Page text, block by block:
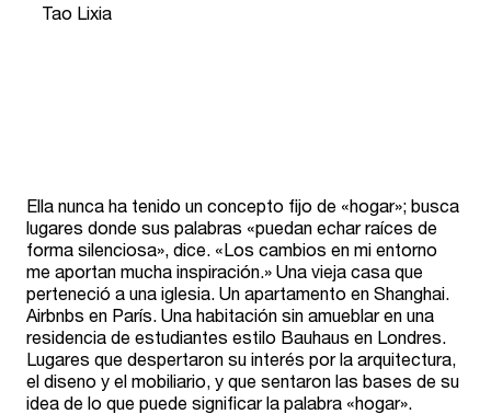
Tao Lixia
Ella nunca ha tenido un concepto fijo de «hogar»; busca
lugares donde sus palabras «puedan echar raíces de
forma silenciosa», dice. «Los cambios en mi entorno
me aportan mucha inspiración.» Una vieja casa que
perteneció a una iglesia. Un apartamento en Shanghai.
Airbnbs en París. Una habitación sin amueblar en una
residencia de estudiantes estilo Bauhaus en Londres.
Lugares que despertaron su interés por la arquitectura,
el diseno y el mobiliario, y que sentaron las bases de su
idea de lo que puede significar la palabra «hogar».